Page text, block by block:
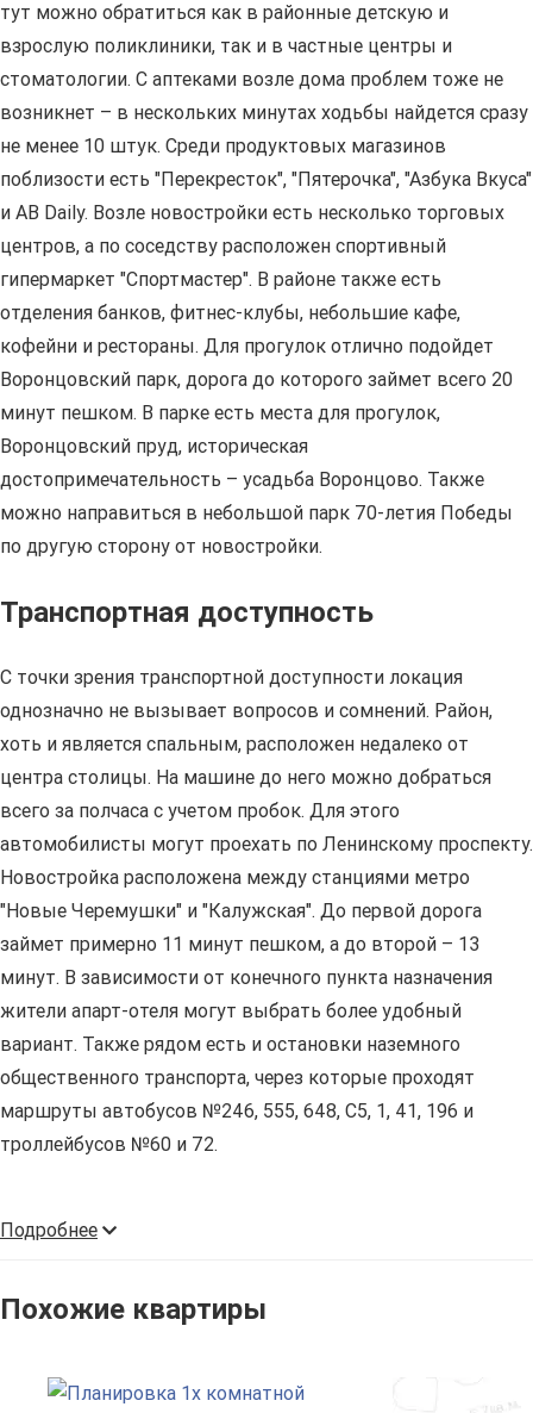
тут можно обратиться как в районные детскую и
взрослую поликлиники, так и в частные центры и
стоматологии. С аптеками возле дома проблем тоже не
возникнет – в нескольких минутах ходьбы найдется сразу
не менее 10 штук. Среди продуктовых магазинов
поблизости есть "Перекресток", "Пятерочка", "Азбука Вкуса"
и АВ Daily. Возле новостройки есть несколько торговых
центров, а по соседству расположен спортивный
гипермаркет "Спортмастер". В районе также есть
отделения банков, фитнес-клубы, небольшие кафе,
кофейни и рестораны. Для прогулок отлично подойдет
Воронцовский парк, дорога до которого займет всего 20
минут пешком. В парке есть места для прогулок,
Воронцовский пруд, историческая
достопримечательность – усадьба Воронцово. Также
можно направиться в небольшой парк 70-летия Победы
по другую сторону от новостройки.
Транспортная доступность
С точки зрения транспортной доступности локация
однозначно не вызывает вопросов и сомнений. Район,
хоть и является спальным, расположен недалеко от
центра столицы. На машине до него можно добраться
всего за полчаса с учетом пробок. Для этого
автомобилисты могут проехать по Ленинскому проспекту.
Новостройка расположена между станциями метро
"Новые Черемушки" и "Калужская". До первой дорога
займет примерно 11 минут пешком, а до второй – 13
минут. В зависимости от конечного пункта назначения
жители апарт-отеля могут выбрать более удобный
вариант. Также рядом есть и остановки наземного
общественного транспорта, через которые проходят
маршруты автобусов №246, 555, 648, С5, 1, 41, 196 и
троллейбусов №60 и 72.
Подробнее
Похожие квартиры